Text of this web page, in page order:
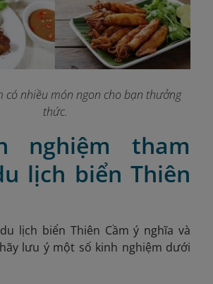
có nhiều món ngon cho bạn thưởng
thức.
nghiệm tham
lịch biển Thiên
lịch biển Thiên Cầm ý nghĩa và
lưu ý một số kinh nghiệm dưới